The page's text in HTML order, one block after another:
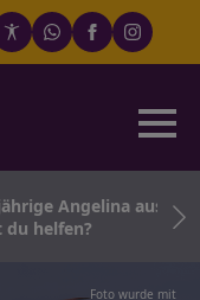
Angelina aus
helfen?
Foto wurde mit